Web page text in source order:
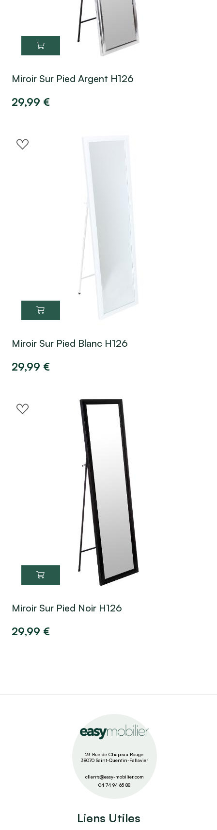
Miroir Sur Pied Argent H126
29,99 €
Miroir Sur Pied Blanc H126
29,99 €
Miroir Sur Pied Noir H126
29,99 €
23 Rue de Chapeau Rouge
38070 Saint-Quentin-Fallavier
clients@easy-mobilier.com
04 74 94 65 88
Liens Utiles